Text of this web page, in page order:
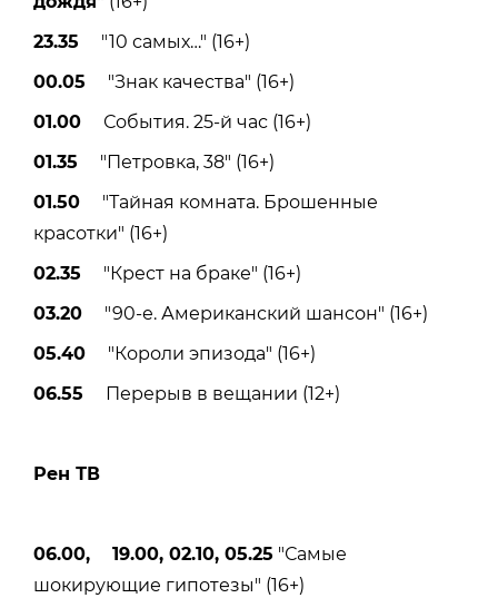
23.35 "10 самых…" (16+)
00.05 "Знак качества" (16+)
01.00 События. 25-й час (16+)
01.35 "Петровка, 38" (16+)
01.50 "Тайная комната. Брошенные
красотки" (16+)
02.35 "Крест на браке" (16+)
03.20 "90-е. Американский шансон" (16+)
05.40 "Короли эпизода" (16+)
06.55 Перерыв в вещании (12+)
Рен ТВ
06.00, 19.00, 02.10, 05.25 "Самые
шокирующие гипотезы" (16+)